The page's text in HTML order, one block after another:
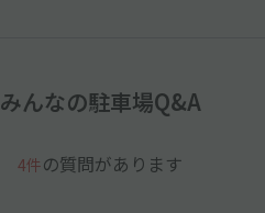
みんなの駐車場Q&A
4件の質問があります